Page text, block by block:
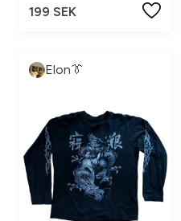
199 SEK
Elon👔